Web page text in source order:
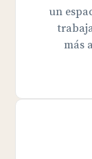
un
más